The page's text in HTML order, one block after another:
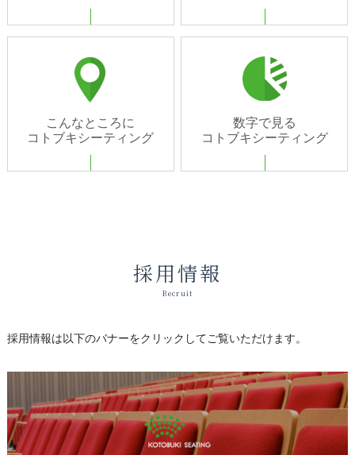
こんなところに
コトブキシーティング
数字で見る
コトブキシーティング
採用情報
Recruit
採用情報は以下のバナーをクリックしてご覧いただけます。